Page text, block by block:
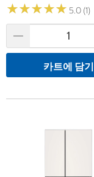
★★★★★
★★★★★ 5.0 (1)
카트에 담기